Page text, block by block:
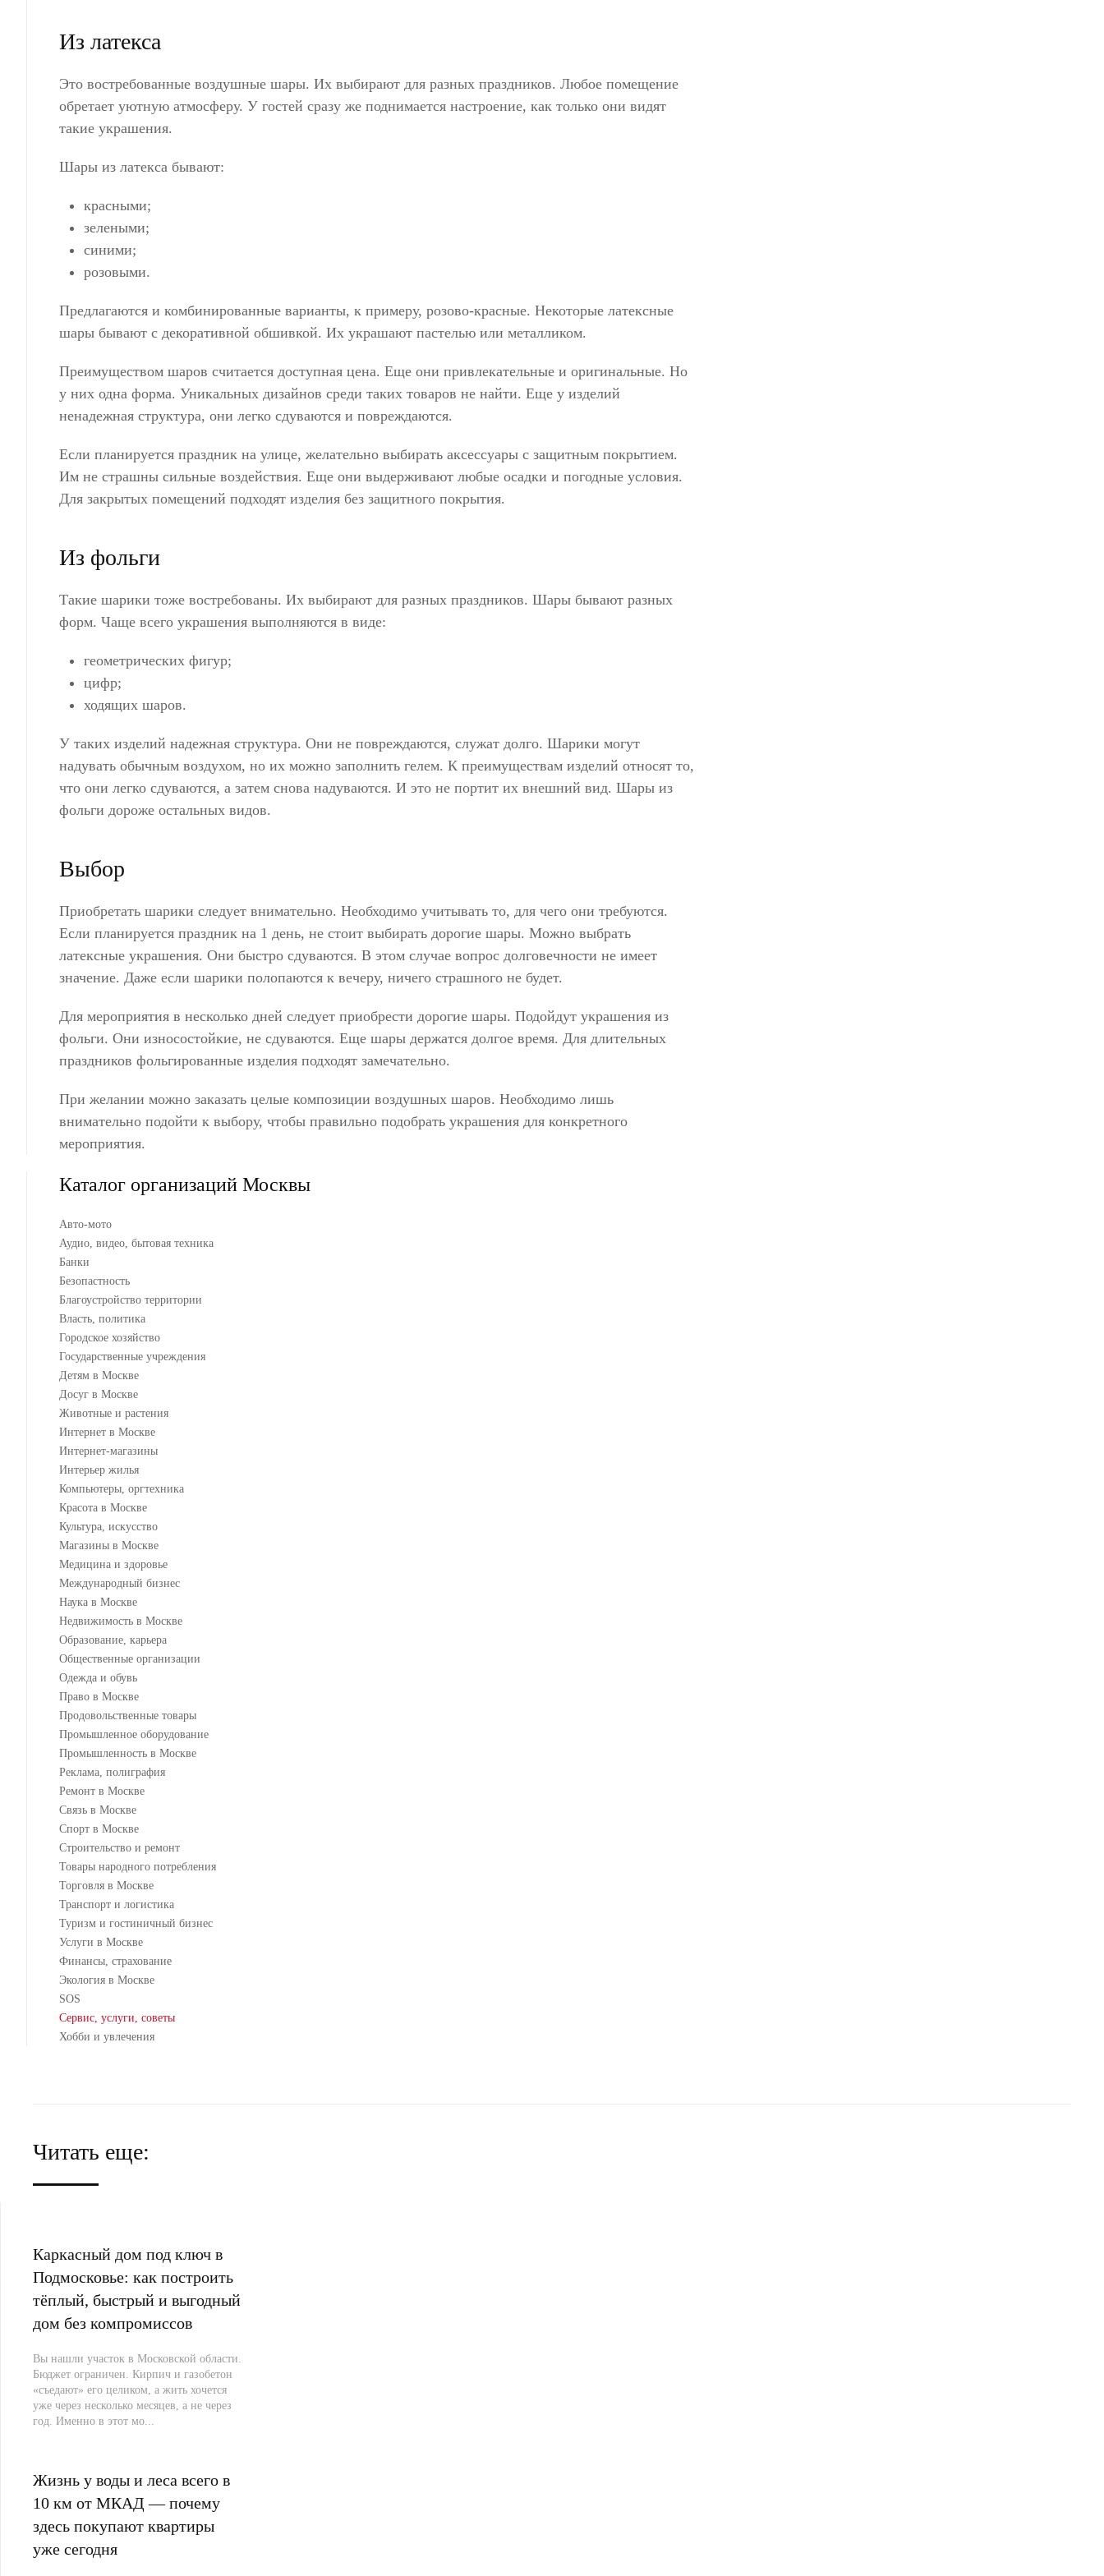
Из латекса
Это востребованные воздушные шары. Их выбирают для разных праздников. Любое помещение
обретает уютную атмосферу. У гостей сразу же поднимается настроение, как только они видят
такие украшения.
Шары из латекса бывают:
красными;
зелеными;
синими;
розовыми.
Предлагаются и комбинированные варианты, к примеру, розово-красные. Некоторые латексные
шары бывают с декоративной обшивкой. Их украшают пастелью или металликом.
Преимуществом шаров считается доступная цена. Еще они привлекательные и оригинальные. Но
у них одна форма. Уникальных дизайнов среди таких товаров не найти. Еще у изделий
ненадежная структура, они легко сдуваются и повреждаются.
Если планируется праздник на улице, желательно выбирать аксессуары с защитным покрытием.
Им не страшны сильные воздействия. Еще они выдерживают любые осадки и погодные условия.
Для закрытых помещений подходят изделия без защитного покрытия.
Из фольги
Такие шарики тоже востребованы. Их выбирают для разных праздников. Шары бывают разных
форм. Чаще всего украшения выполняются в виде:
геометрических фигур;
цифр;
ходящих шаров.
У таких изделий надежная структура. Они не повреждаются, служат долго. Шарики могут
надувать обычным воздухом, но их можно заполнить гелем. К преимуществам изделий относят то,
что они легко сдуваются, а затем снова надуваются. И это не портит их внешний вид. Шары из
фольги дороже остальных видов.
Выбор
Приобретать шарики следует внимательно. Необходимо учитывать то, для чего они требуются.
Если планируется праздник на 1 день, не стоит выбирать дорогие шары. Можно выбрать
латексные украшения. Они быстро сдуваются. В этом случае вопрос долговечности не имеет
значение. Даже если шарики полопаются к вечеру, ничего страшного не будет.
Для мероприятия в несколько дней следует приобрести дорогие шары. Подойдут украшения из
фольги. Они износостойкие, не сдуваются. Еще шары держатся долгое время. Для длительных
праздников фольгированные изделия подходят замечательно.
При желании можно заказать целые композиции воздушных шаров. Необходимо лишь
внимательно подойти к выбору, чтобы правильно подобрать украшения для конкретного
мероприятия.
Каталог организаций Москвы
Авто-мото
Аудио, видео, бытовая техника
Банки
Безопастность
Благоустройство территории
Власть, политика
Городское хозяйство
Государственные учреждения
Детям в Москве
Досуг в Москве
Животные и растения
Интернет в Москве
Интернет-магазины
Интерьер жилья
Компьютеры, оргтехника
Красота в Москве
Культура, искусство
Магазины в Москве
Медицина и здоровье
Международный бизнес
Наука в Москве
Недвижимость в Москве
Образование, карьера
Общественные организации
Одежда и обувь
Право в Москве
Продовольственные товары
Промышленное оборудование
Промышленность в Москве
Реклама, полиграфия
Ремонт в Москве
Связь в Москве
Спорт в Москве
Строительство и ремонт
Товары народного потребления
Торговля в Москве
Транспорт и логистика
Туризм и гостиничный бизнес
Услуги в Москве
Финансы, страхование
Экология в Москве
SOS
Сервис, услуги, советы
Хобби и увлечения
Читать еще:
Каркасный дом под ключ в
Подмосковье: как построить
тёплый, быстрый и выгодный
дом без компромиссов
Вы нашли участок в Московской области.
Бюджет ограничен. Кирпич и газобетон
«съедают» его целиком, а жить хочется
уже через несколько месяцев, а не через
год. Именно в этот мо...
Жизнь у воды и леса всего в
10 км от МКАД — почему
здесь покупают квартиры
уже сегодня